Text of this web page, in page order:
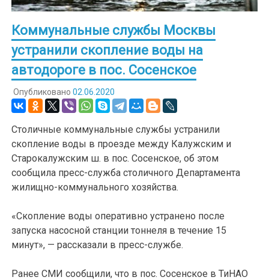
Коммунальные службы Москвы
устранили скопление воды на
автодороге в пос. Сосенское
Опубликовано 02.06.2020
Столичные коммунальные службы устранили
скопление воды в проезде между Калужским и
Старокалужским ш. в пос. Сосенское, об этом
сообщила пресс-служба столичного Департамента
жилищно-коммунального хозяйства.
«Скопление воды оперативно устранено после
запуска насосной станции тоннеля в течение 15
минут», — рассказали в пресс-службе.
Ранее СМИ сообщили, что в пос. Сосенское в ТиНАО